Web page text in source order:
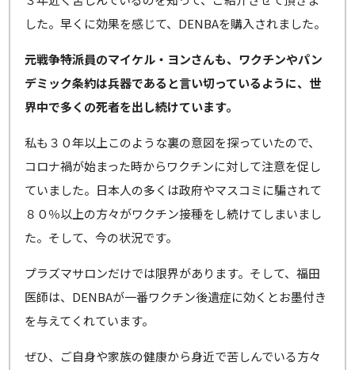
した。早くに効果を感じて、DENBAを購入されました。
元戦争特派員のマイケル・ヨンさんも、ワクチンやパン
デミック条約は兵器であると言い切っているように、世
界中で多くの死者を出し続けています。
私も３０年以上このような裏の意図を探っていたので、
コロナ禍が始まった時からワクチンに対して注意を促し
ていました。日本人の多くは政府やマスコミに騙されて
８０％以上の方々がワクチン接種をし続けてしまいまし
た。そして、今の状況です。
プラズマサロンだけでは限界があります。そして、福田
医師は、DENBAが一番ワクチン後遺症に効くとお墨付き
を与えてくれています。
ぜひ、ご自身や家族の健康から身近で苦しんでいる方々